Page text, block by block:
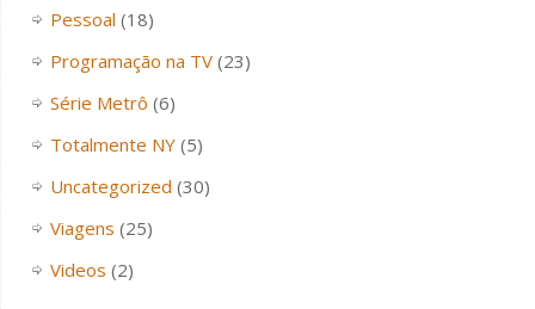
Pessoal (18)
Programação na TV(23)
Série Metrô (6)
Totalmente NY(5)
Uncategorized (30)
Viagens (25)
Videos (2)